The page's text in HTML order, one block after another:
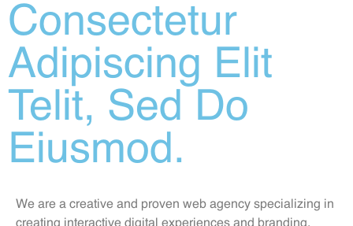
Consectetur
Adipiscing Elit
Telit, Sed Do
Eiusmod.
We are a creative and proven web agency specializing in
creating interactive digital experiences and branding.